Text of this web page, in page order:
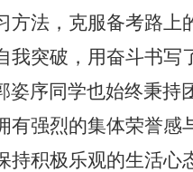
方法，克服备考路上
我突破，用奋斗书写
序同学也始终秉持
有强烈的集体荣誉感
持积极乐观的生活心